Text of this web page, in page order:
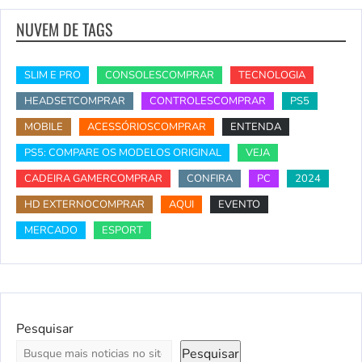
NUVEM DE TAGS
SLIM E PRO CONSOLESCOMPRAR
TECNOLOGIA
HEADSETCOMPRAR
CONTROLESCOMPRAR
PS5
MOBILE
ACESSÓRIOSCOMPRAR
ENTENDA
PS5: COMPARE OS MODELOS ORIGINAL
VEJA
CADEIRA GAMERCOMPRAR
CONFIRA PC
2024
HD EXTERNOCOMPRAR
AQUI
EVENTO
MERCADO
ESPORT
Pesquisar
Pesquisar